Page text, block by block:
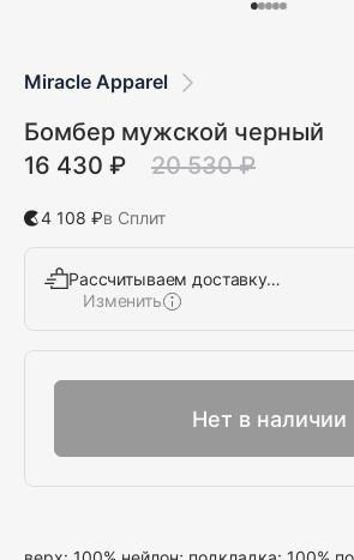
Miracle Apparel
Бомбер мужской черный
16 430 ₽
20 530 ₽
4 108 ₽в Сплит
Рассчитываем доставку…
Изменить
Выбрать
Нет в наличии